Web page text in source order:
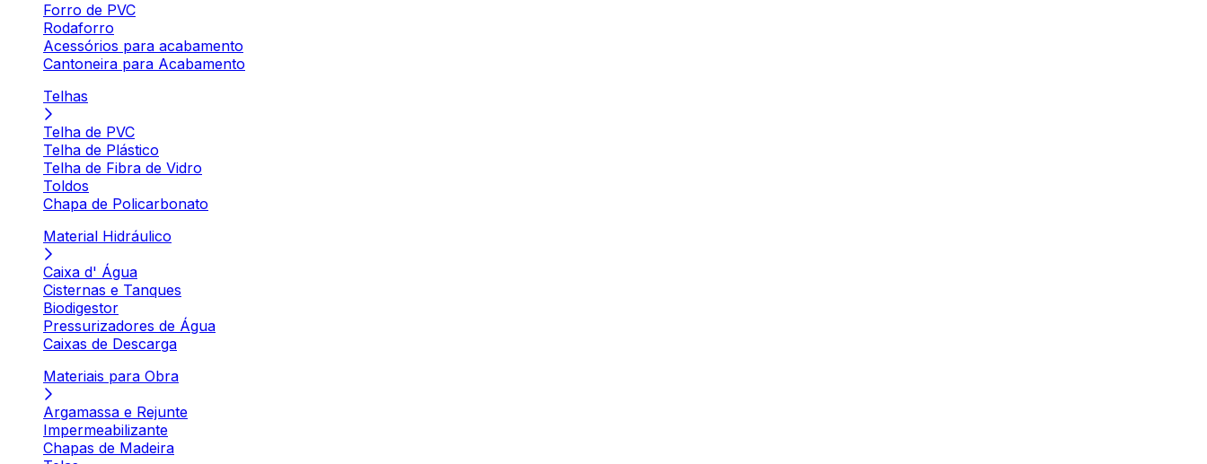
Forro de PVC
Rodaforro
Acessórios para acabamento
Cantoneira para Acabamento
Telhas
Telha de PVC
Telha de Plástico
Telha de Fibra de Vidro
Toldos
Chapa de Policarbonato
Material Hidráulico
Caixa d' Água
Cisternas e Tanques
Biodigestor
Pressurizadores de Água
Caixas de Descarga
Materiais para Obra
Argamassa e Rejunte
Impermeabilizante
Chapas de Madeira